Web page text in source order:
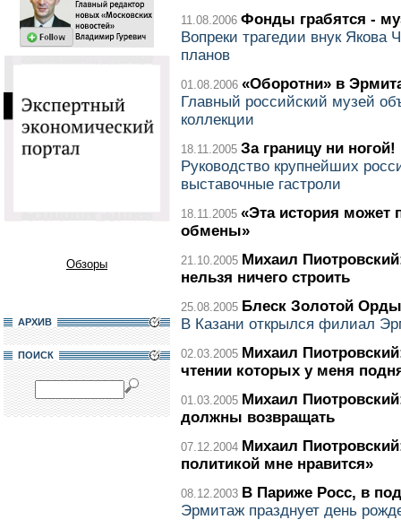
Обзоры
АРХИВ
ПОИСК
11.08.2006 Фонды грабятся -
Вопреки трагедии внук Якова
планов
01.08.2006 «Оборотни» в
Главный российский музей
коллекции
18.11.2005 За границу ни ногой!
Руководство крупнейших
выставочные гастроли
18.11.2005 «Эта история может
обмены»
21.10.2005 Михаил
нельзя ничего строить
25.08.2005 Блеск Золотой Орды
В Казани открылся филиал
02.03.2005 Михаил
чтении которых у меня
01.03.2005 Михаил
должны возвращать
07.12.2004 Михаил
политикой мне нравится»
08.12.2003 В Париже Росс, в
Эрмитаж празднует день